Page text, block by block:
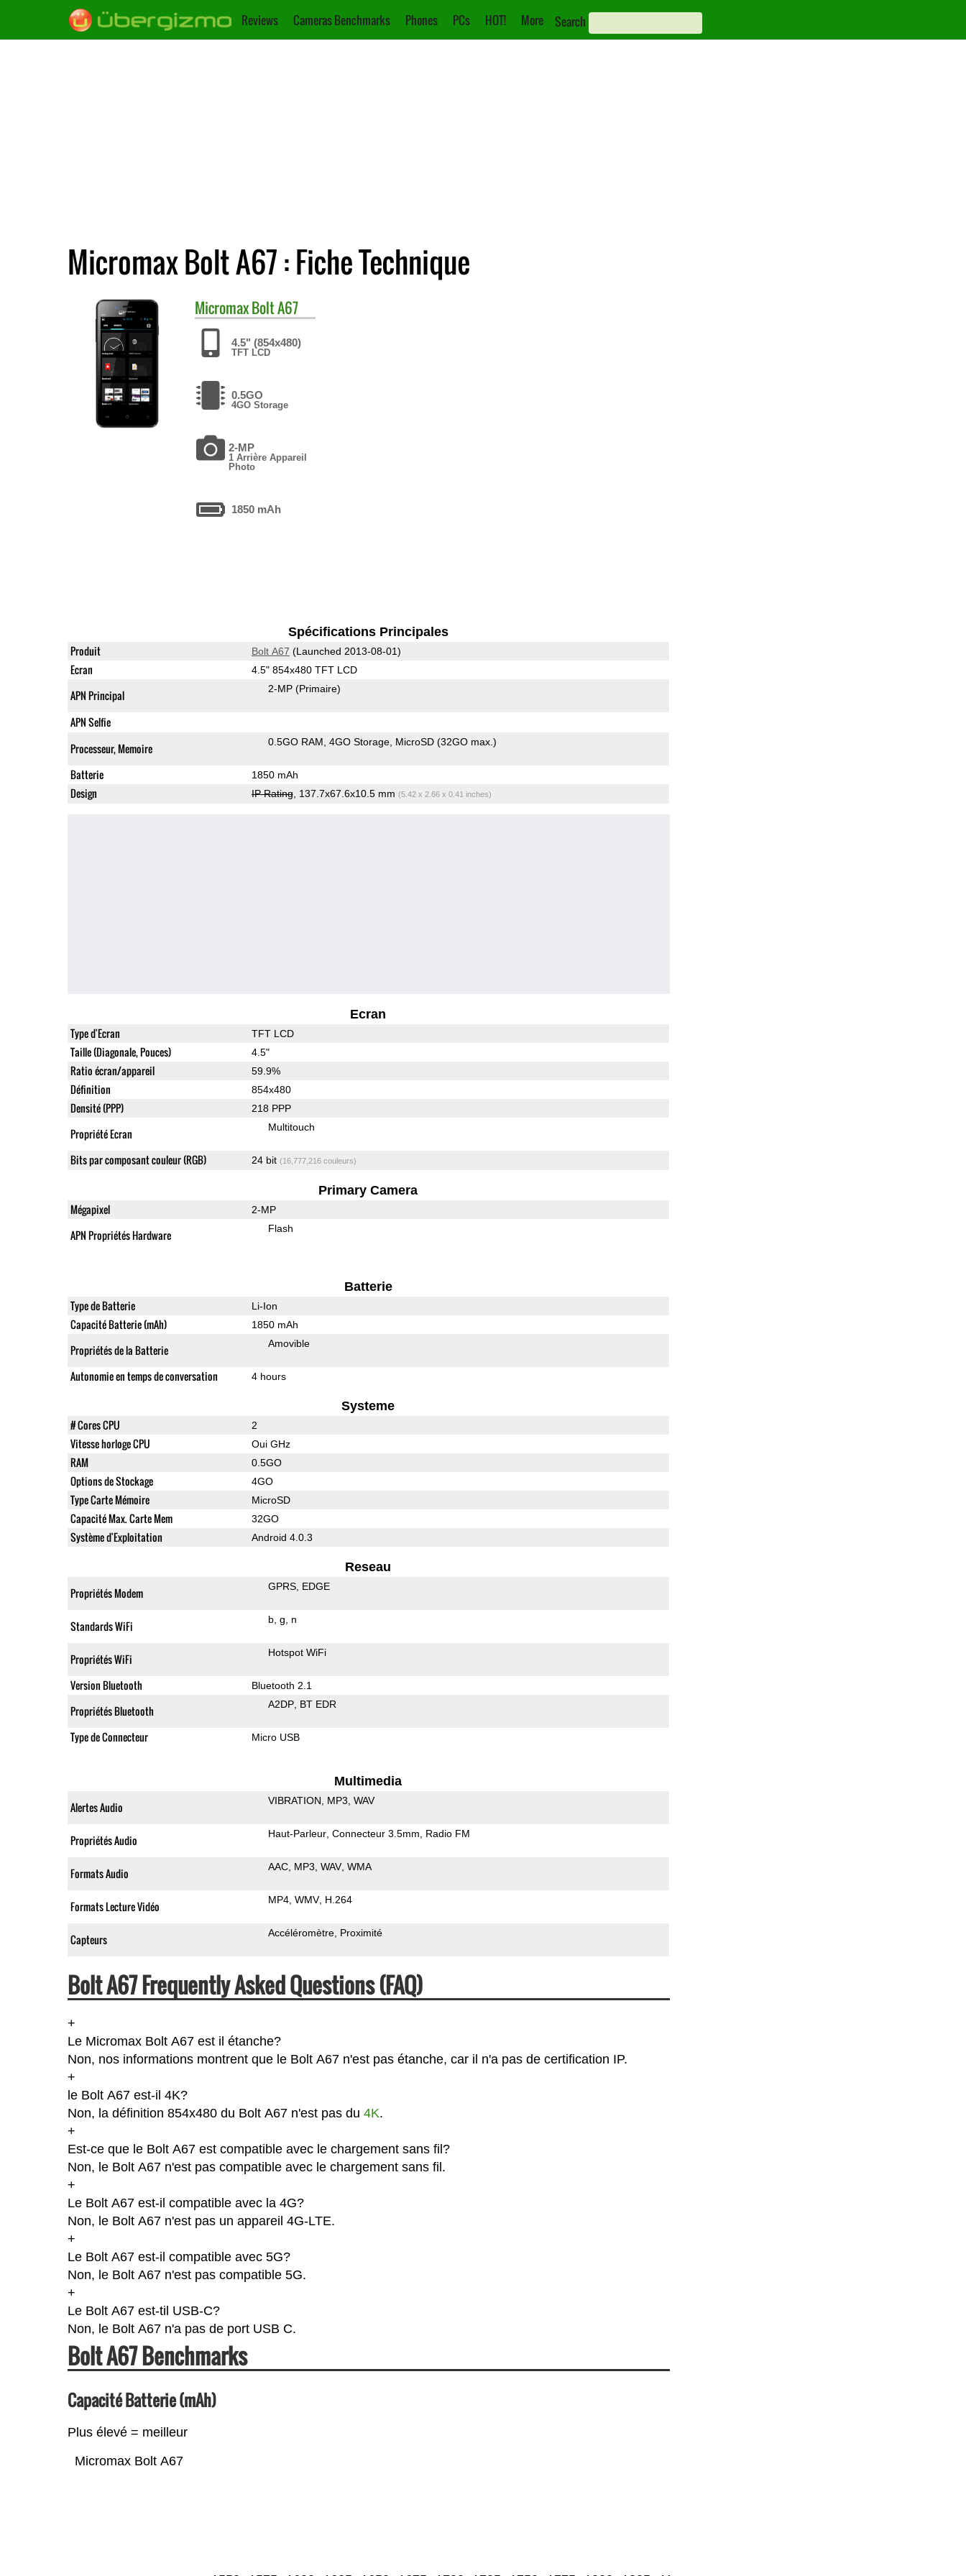
Reviews Cameras Benchmarks Phones PCs HOT! More Search
Micromax Bolt A67 : Fiche Technique
MicromaxBolt A67
4.5" (854x480)
TFT LCD
0.5GO
4GO Storage
2-MP
1 Arrière Appareil
Photo
1850 mAh
Spécifications Principales
Produit Bolt A67 (Launched 2013-08-01)
Ecran 4.5" 854x480 TFT LCD
APN Principal 2-MP (Primaire)
APN Selfie
Processeur, Memoire
0.5GO RAM 4GO Storage MicroSD (32GO max.)
Batterie 1850 mAh
Design IP Rating, 137.7x67.6x10.5 mm (5.42 x 2.66 x 0.41 inches)
Ecran
Type d'Ecran TFT LCD
Taille (Diagonale, Pouces) 4.5"
Ratio écran/appareil 59.9%
Définition 854x480
Densité (PPP) 218 PPP
Propriété Ecran Multitouch
Bits par composant couleur (RGB) 24 bit (16,777,216 couleurs)
Primary Camera
Mégapixel 2-MP
APN Propriétés Hardware Flash
Batterie
Type de Batterie Li-Ion
Capacité Batterie (mAh) 1850 mAh
Propriétés de la Batterie Amovible
Autonomie en temps de conversation 4 hours
Systeme
# Cores CPU 2
Vitesse horloge CPU Oui GHz
RAM 0.5GO
Options de Stockage 4GO
Type Carte Mémoire MicroSD
Capacité Max. Carte Mem 32GO
Système d'Exploitation Android 4.0.3
Reseau
Propriétés Modem GPRS EDGE
Standards WiFi b g n
Propriétés WiFi Hotspot WiFi
Version Bluetooth Bluetooth 2.1
Propriétés Bluetooth A2DP BT EDR
Type de Connecteur Micro USB
Multimedia
Alertes Audio VIBRATION MP3 WAV
Propriétés Audio Haut-Parleur Connecteur 3.5mm Radio FM
Formats Audio AAC MP3 WAV WMA
Formats Lecture Vidéo MP4 WMV H.264
Capteurs Accéléromètre Proximité
Bolt A67 Frequently Asked Questions (FAQ)
+
Le Micromax Bolt A67 est il étanche?
Non, nos informations montrent que le Bolt A67 n'est pas étanche, car il n'a pas de certification IP.
+
le Bolt A67 est-il 4K?
Non, la définition 854x480 du Bolt A67 n'est pas du 4K.
+
Est-ce que le Bolt A67 est compatible avec le chargement sans fil?
Non, le Bolt A67 n'est pas compatible avec le chargement sans fil.
+
Le Bolt A67 est-il compatible avec la 4G?
Non, le Bolt A67 n'est pas un appareil 4G-LTE.
+
Le Bolt A67 est-il compatible avec 5G?
Non, le Bolt A67 n'est pas compatible 5G.
+
Le Bolt A67 est-til USB-C?
Non, le Bolt A67 n'a pas de port USB C.
Bolt A67 Benchmarks
Capacité Batterie (mAh)
Plus élevé = meilleur
Micromax Bolt A67